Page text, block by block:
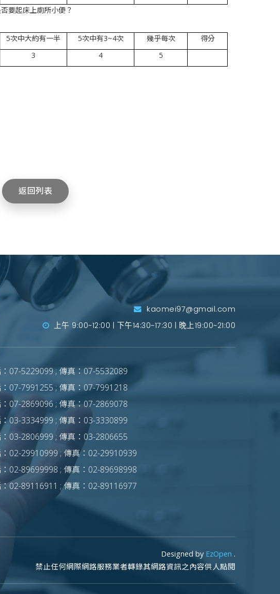
要起床上廁所小便？
5次中大約有一半 5次中有3~4次 幾乎每次
得分
3 4
5
返回列表
kaomei97@gmail.com
上午 9:00~12:00 | 下午14:30~17:30 | 晚上19:00~21:00
07-5229099 ; 傳真：07-5532089
07-7991255 ; 傳真：07-7991218
07-2869096 ; 傳真：07-2869078
03-3334999 ; 傳真：03-3330899
03-2806999 ; 傳真：03-2806655
02-29910999 ; 傳真：02-29910939
02-89699998 ; 傳真：02-89698998
02-89116911 ; 傳真：02-89116977
Designed by EzOpen .
禁止任何網際網路服務業者轉錄其網路資訊之內容供人點閱